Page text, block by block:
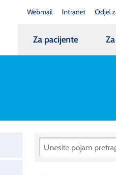
Webmail Intranet Odjel
Za pacijente